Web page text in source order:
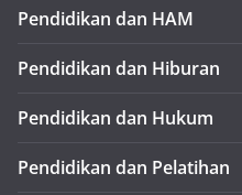
Pendidikan dan HAM
Pendidikan dan Hiburan
Pendidikan dan Hukum
Pendidikan dan Pelatihan